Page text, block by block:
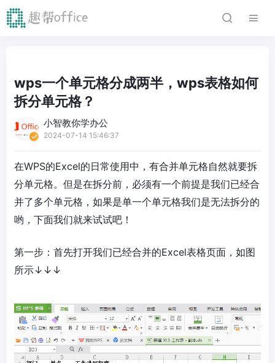
wps一个单元格分成两半，wps表格如何
拆分单元格？
小智教你学办公
2024-07-14 15:46:37
在WPS的Excel的日常使用中，有合并单元格自然就要拆
分单元格。但是在拆分前，必须有一个前提是我们已经合
并了多个单元格，如果是单一个单元格我们是无法拆分的
哟，下面我们就来试试吧！
第一步：首先打开我们已经合并的Excel表格页面，如图
所示↓↓↓